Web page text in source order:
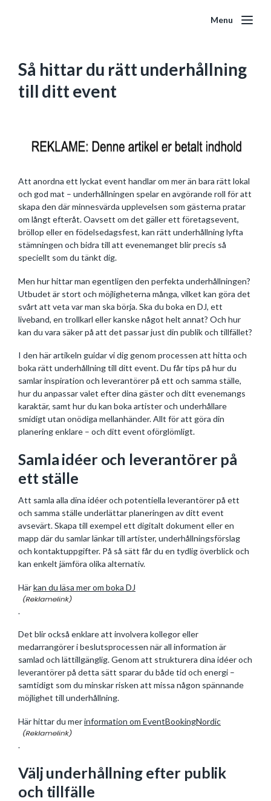
Menu
Så hittar du rätt underhållning
till ditt event
Att anordna ett lyckat event handlar om mer än bara rätt lokal
och god mat – underhållningen spelar en avgörande roll för att
skapa den där minnesvärda upplevelsen som gästerna pratar
om långt efteråt. Oavsett om det gäller ett företagsevent,
bröllop eller en födelsedagsfest, kan rätt underhållning lyfta
stämningen och bidra till att evenemanget blir precis så
speciellt som du tänkt dig.
Men hur hittar man egentligen den perfekta underhållningen?
Utbudet är stort och möjligheterna många, vilket kan göra det
svårt att veta var man ska börja. Ska du boka en DJ, ett
liveband, en trollkarl eller kanske något helt annat? Och hur
kan du vara säker på att det passar just din publik och tillfället?
I den här artikeln guidar vi dig genom processen att hitta och
boka rätt underhållning till ditt event. Du får tips på hur du
samlar inspiration och leverantörer på ett och samma ställe,
hur du anpassar valet efter dina gäster och ditt evenemangs
karaktär, samt hur du kan boka artister och underhållare
smidigt utan onödiga mellanhänder. Allt för att göra din
planering enklare – och ditt event oförglömligt.
Samla idéer och leverantörer på
ett ställe
Att samla alla dina idéer och potentiella leverantörer på ett
och samma ställe underlättar planeringen av ditt event
avsevärt. Skapa till exempel ett digitalt dokument eller en
mapp där du samlar länkar till artister, underhållningsförslag
och kontaktuppgifter. På så sätt får du en tydlig överblick och
kan enkelt jämföra olika alternativ.
Härkan du läsa mer om boka DJ
.
Det blir också enklare att involvera kollegor eller
medarrangörer i beslutsprocessen när all information är
samlad och lättillgänglig. Genom att strukturera dina idéer och
leverantörer på detta sätt sparar du både tid och energi –
samtidigt som du minskar risken att missa någon spännande
möjlighet till underhållning.
Här hittar du merinformation om EventBookingNordic
.
Välj underhållning efter publik
och tillfälle